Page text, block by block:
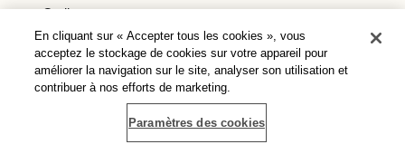
Caribe
ILGA World
Ilias Centre for Global Liberty
Iloilo Pride Team
En cliquant sur « Accepter tous les cookies », vous
acceptez le stockage de cookies sur votre appareil pour
améliorer la navigation sur le site, analyser son utilisation et
contribuer à nos efforts de marketing.
Paramètres des cookies